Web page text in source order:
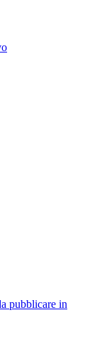
pubblicare in